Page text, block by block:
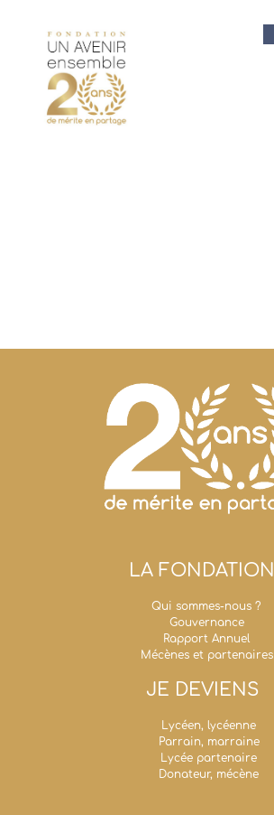
LA FONDATION
Qui sommes-nous ?
Gouvernance
Rapport Annuel
Mécènes et partenaires
JE DEVIENS
Lycéen, lycéenne
Parrain, marraine
Lycée partenaire
Donateur, mécène